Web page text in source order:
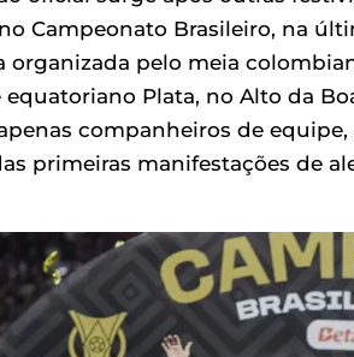
Campeonato Brasileiro, na
organizada pelo meia
Plata, no Alto da
companheiros de
primeiras manifestações de